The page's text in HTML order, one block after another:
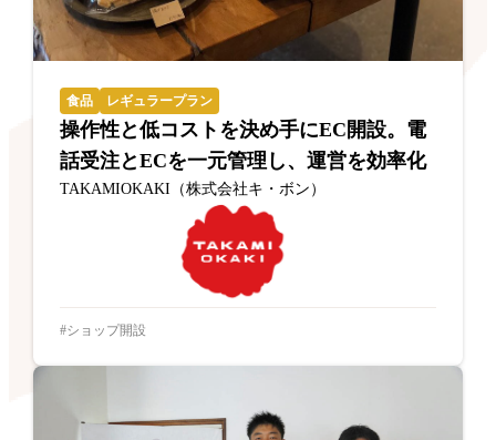
食品 レギュラープラン
操作性と低コストを決め手にEC開設。電
話受注とECを一元管理し、運営を効率化
TAKAMIOKAKI（株式会社キ・ボン）
ショップ開設